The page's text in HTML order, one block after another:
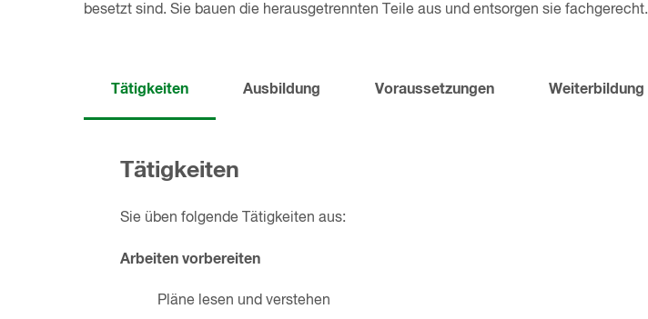
besetzt sind. Sie bauen die herausgetrennten Teile aus und entsorgen sie fachgerecht.
Tätigkeiten Ausbildung Voraussetzungen Weiterbildung
Tätigkeiten
Sie üben folgende Tätigkeiten aus:
Arbeiten vorbereiten
Pläne lesen und verstehen